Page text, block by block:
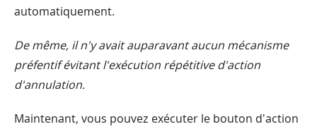
automatiquement.
De même, il n'y avait auparavant aucun mécanisme
préfentif évitant l'exécution répétitive d'action
d'annulation.
Maintenant, vous pouvez exécuter le bouton d'action